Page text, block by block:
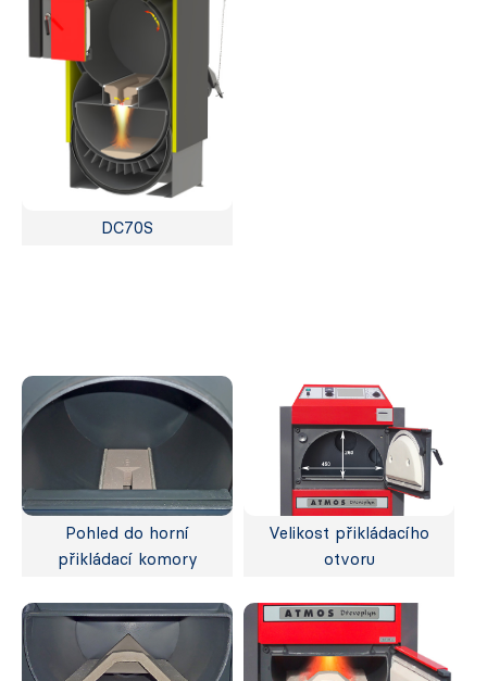
DC70S
Pohled do horní
přikládací komory
Velikost přikládacího
otvoru